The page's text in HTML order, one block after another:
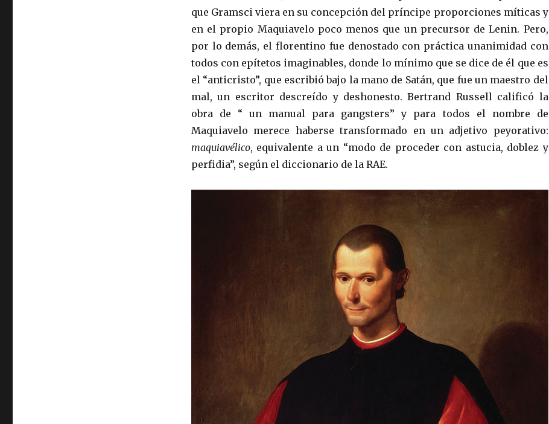
que Gramsci viera en su concepción del príncipe proporciones míticas y
en el propio Maquiavelo poco menos que un precursor de Lenin. Pero,
por lo demás, el florentino fue denostado con práctica unanimidad con
todos con epítetos imaginables, donde lo mínimo que se dice de él que es
el “anticristo”, que escribió bajo la mano de Satán, que fue un maestro del
mal, un escritor descreído y deshonesto. Bertrand Russell calificó la
obra de “ un manual para gangsters” y para todos el nombre de
Maquiavelo merece haberse transformado en un adjetivo peyorativo:
maquiavélico, equivalente a un “modo de proceder con astucia, doblez y
perfidia”, según el diccionario de la RAE.